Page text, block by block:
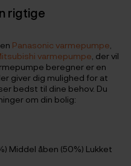
rigtige
Panasonic varmepumpe
varmepumpe , der vil
beregner er en
giver dig mulighed for at
bedst til dine behov. Du
om din bolig:
Middel åben (50%) Lukket